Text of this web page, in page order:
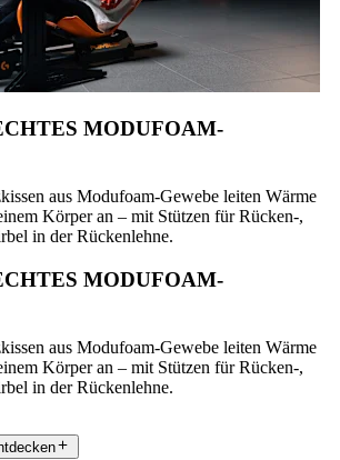
MODUFOAM-
aus Modufoam-Gewebe leiten Wärme
Körper an – mit Stützen für Rücken-,
in der Rückenlehne.
MODUFOAM-
aus Modufoam-Gewebe leiten Wärme
Körper an – mit Stützen für Rücken-,
in der Rückenlehne.